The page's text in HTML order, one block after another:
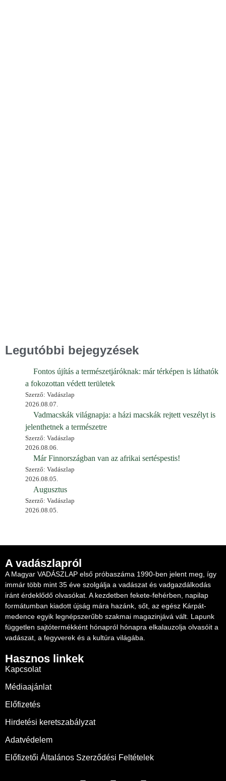
Legutóbbi bejegyzések
Fontos újítás a természetjáróknak: már térképen is láthatók
a fokozottan védett területek
Szerző: Vadászlap
2026.08.07.
Vadmacskák világnapja: a házi macskák rejtett veszélyt is
jelenthetnek a természetre
Szerző: Vadászlap
2026.08.06.
Már Finnországban van az afrikai sertéspestis!
Szerző: Vadászlap
2026.08.05.
Augusztus
Szerző: Vadászlap
2026.08.05.
A vadászlapról
A Magyar VADÁSZLAP első próbaszáma 1990-ben jelent meg, így
immár több mint 35 éve szolgálja a vadászat és vadgazdálkodás
iránt érdeklődő olvasókat. A kezdetben fekete-fehérben, napilap
formátumban kiadott újság mára hazánk, sőt, az egész Kárpát-
medence egyik legnépszerűbb szakmai magazinjává vált. Lapunk
független sajtótermékként hónapról hónapra elkalauzolja olvasóit a
vadászat, a fegyverek és a kultúra világába.
Hasznos linkek
Kapcsolat
Médiaajánlat
Előfizetés
Hirdetési keretszabályzat
Adatvédelem
Előfizetői Általános Szerződési Feltételek